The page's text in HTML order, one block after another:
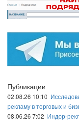
Публикации
02.08.26 10:10
рекламу в торговых и
08.06.26 7:02 Индор-